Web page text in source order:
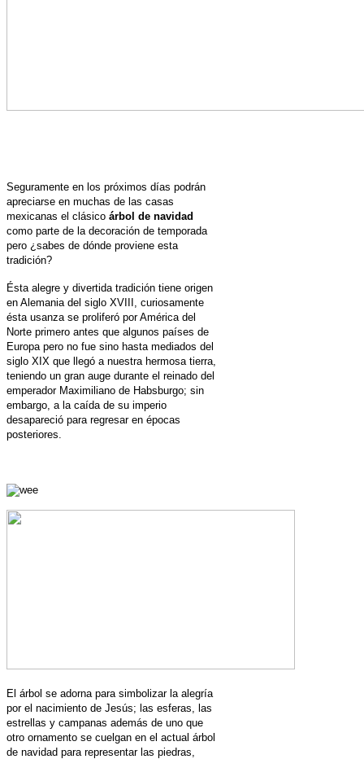
Seguramente en los próximos días podrán
apreciarse en muchas de las casas
mexicanas el clásico árbol de navidad
como parte de la decoración de temporada
pero ¿sabes de dónde proviene esta
tradición?
Ésta alegre y divertida tradición tiene origen
en Alemania del siglo XVIII, curiosamente
ésta usanza se proliferó por América del
Norte primero antes que algunos países de
Europa pero no fue sino hasta mediados del
siglo XIX que llegó a nuestra hermosa tierra,
teniendo un gran auge durante el reinado del
emperador Maximiliano de Habsburgo; sin
embargo, a la caída de su imperio
desapareció para regresar en épocas
posteriores.
El árbol se adorna para simbolizar la alegría
por el nacimiento de Jesús; las esferas , las
estrellas y campanas además de uno que
otro ornamento se cuelgan en el actual árbol
de navidad para representar las piedras,